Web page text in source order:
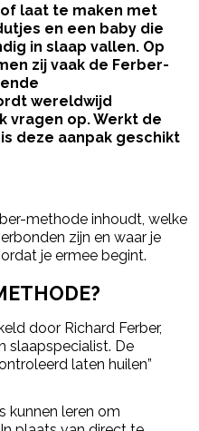
laat te maken met
en een baby die
in slaap vallen. Op
zij vaak de Ferber-
wereldwijd
vragen op. Werkt de
deze aanpak geschikt
methode inhoudt, welke
zijn en waar je
je ermee begint.
door Richard Ferber,
slaapspecialist. De
laten huilen”
kunnen leren om